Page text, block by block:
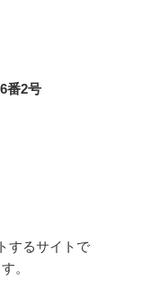
番2号
するサイトで
。